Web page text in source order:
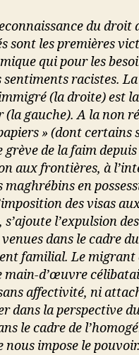
du droit
sont les premières
qui pour les
sentiments racistes.
(la droite) est
gauche). A la non
» (dont
grève de la faim
aux frontières, à
maghrébins en
des visas
l’expulsion
dans le cadre du
familial. Le migrant
main-d’œuvre
affectivité, ni
dans la perspective
le cadre de
nous impose le pouvoir.